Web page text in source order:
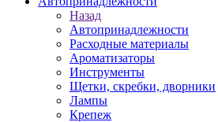
Назад
Автопринадлежности
Расходные материалы
Ароматизаторы
Инструменты
Щетки, скребки, дворники
Лампы
Крепеж